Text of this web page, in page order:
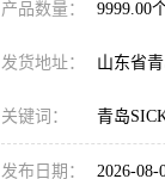
产品数量： 9999.00
发货地址： 山东省
关键词： 青岛
发布日期： 2026-08-